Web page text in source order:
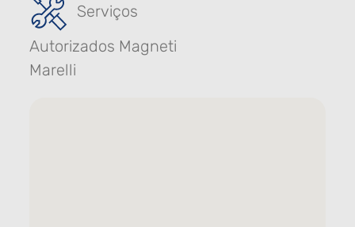
Serviços
Autorizados Magneti
Marelli